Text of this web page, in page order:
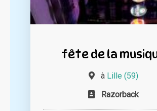
fête de la
à Lille (59)
Razorback